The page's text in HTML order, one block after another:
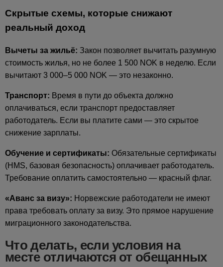
Скрытые схемы, которые снижают
реальный доход
Вычеты за жильё: Закон позволяет вычитать разумную
стоимость жилья, но не более 1 500 NOK в неделю. Если
вычитают 3 000–5 000 NOK — это незаконно.
Транспорт: Время в пути до объекта должно
оплачиваться, если транспорт предоставляет
работодатель. Если вы платите сами — это скрытое
снижение зарплаты.
Обучение и сертификаты: Обязательные сертификаты
(HMS, базовая безопасность) оплачивает работодатель.
Требование оплатить самостоятельно — красный флаг.
«Аванс за визу»: Норвежские работодатели не имеют
права требовать оплату за визу. Это прямое нарушение
миграционного законодательства.
Что делать, если условия на
месте отличаются от обещанных